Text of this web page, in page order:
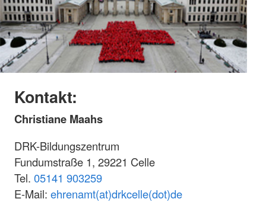
Kontakt:
Christiane Maahs
DRK-Bildungszentrum
Fundumstraße 1, 29221 Celle
Tel. 05141 903259
E-Mail: ehrenamt(at)drkcelle(dot)de